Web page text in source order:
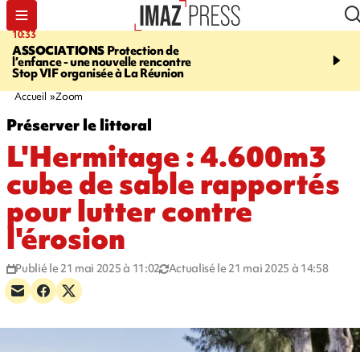
10:33
ASSOCIATIONSProtection de
l’enfance - une nouvelle rencontre
Stop VIF organisée à La Réunion
09:14
touristes au Porge,
Accueil Zoom
Préserver le littoral
L'Hermitage : 4.600m3
cube de sable rapportés
pour lutter contre
l'érosion
Publié le 21 mai 2025 à 11:02 Actualisé le 21 mai 2025 à 14:58